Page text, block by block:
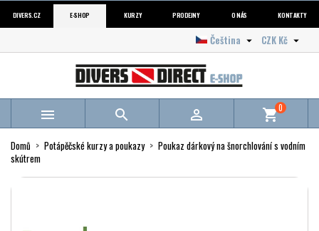
DIVERS.CZ E-SHOP KURZY PRODEJNY O NÁS KONTAKTY
CZK Kč 
Čeština 
   shopping_cart0
Domů Potápěčské kurzy a poukazy
Poukaz dárkový na šnorchlování s vodním
skútrem